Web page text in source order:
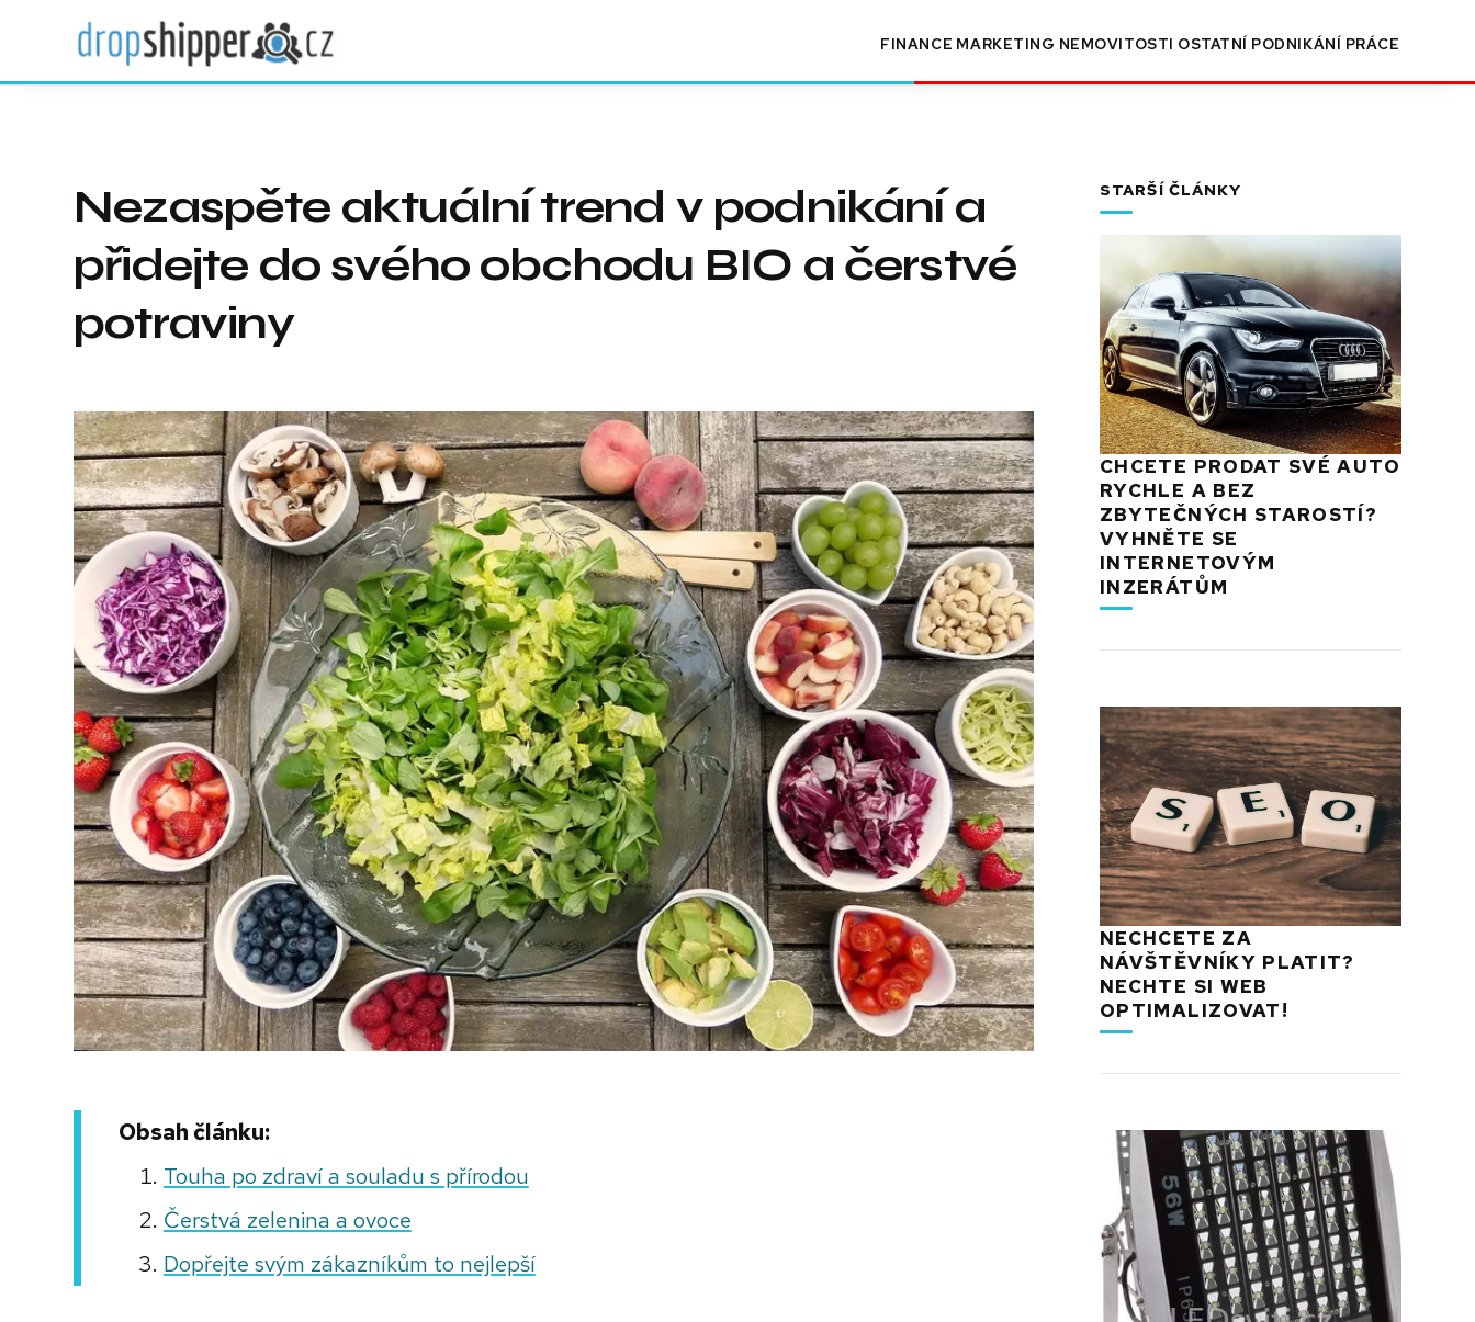
FINANCE MARKETING NEMOVITOSTI OSTATNÍ PODNIKÁNÍ PRÁCE
Nezaspěte aktuální trend v podnikání a
přidejte do svého obchodu BIO a čerstvé
potraviny
Obsah článku:
Touha po zdraví a souladu s přírodou
Čerstvá zelenina a ovoce
Dopřejte svým zákazníkům to nejlepší
STARŠÍ ČLÁNKY
CHCETE PRODAT SVÉ AUTO
RYCHLE A BEZ
ZBYTEČNÝCH STAROSTÍ?
VYHNĚTE SE
INTERNETOVÝM
INZERÁTŮM
NECHCETE ZA
NÁVŠTĚVNÍKY PLATIT?
NECHTE SI WEB
OPTIMALIZOVAT!